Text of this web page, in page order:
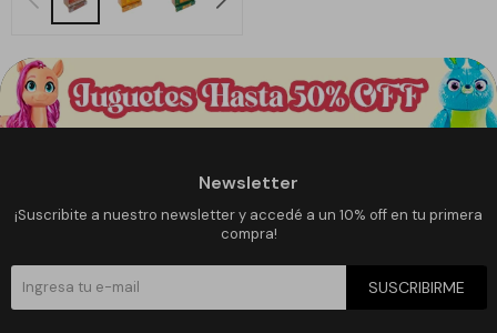
Newsletter
¡Suscribite a nuestro newsletter y accedé a un 10% off en tu primera
compra!
SUSCRIBIRME